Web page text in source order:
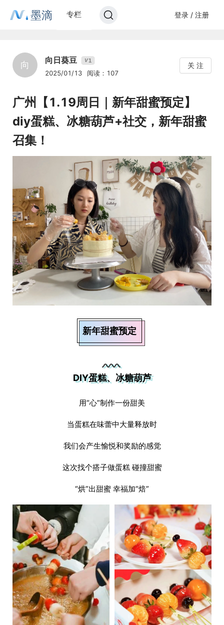
墨滴 专栏 登录 / 注册
向 向日葵豆 V1
2025/01/13 阅读：107
关 注
广州【1.19周日｜新年甜蜜预定】
diy蛋糕、冰糖葫芦+社交，新年甜蜜
召集！
新年甜蜜预定
DIY蛋糕、冰糖葫芦
用“心”制作一份甜美
当蛋糕在味蕾中大量释放时
我们会产生愉悦和奖励的感觉
这次找个搭子做蛋糕 碰撞甜蜜
“烘”出甜蜜 幸福加“焙”